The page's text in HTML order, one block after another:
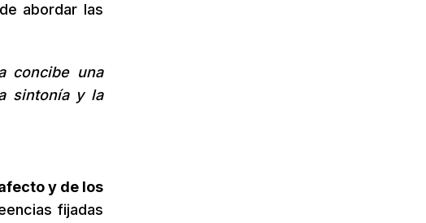
abordar las
concibe una
sintonía y la
y de los
fijadas